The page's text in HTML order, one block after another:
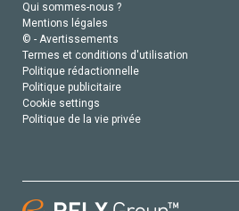
Qui sommes-nous ?
Mentions légales
© - Avertissements
Termes et conditions d'utilisation
Politique rédactionnelle
Politique publicitaire
Cookie settings
Politique de la vie privée